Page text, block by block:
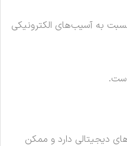
به آسیب‌های الکترونیکی
دیجیتالی دارد و ممکن